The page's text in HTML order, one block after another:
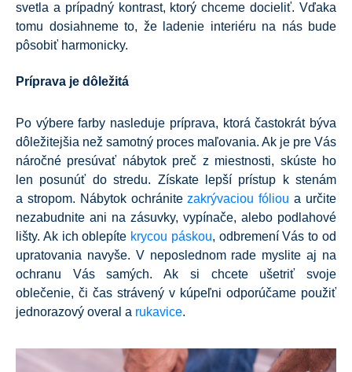
svetla a prípadný kontrast, ktorý chceme docieliť. Vďaka
tomu dosiahneme to, že ladenie interiéru na nás bude
pôsobiť harmonicky.
Príprava je dôležitá
Po výbere farby nasleduje príprava, ktorá častokrát býva
dôležitejšia než samotný proces maľovania. Ak je pre Vás
náročné presúvať nábytok preč z miestnosti, skúste ho
len posunúť do stredu. Získate lepší prístup k stenám
a stropom. Nábytok ochránitezakrývaciou fóliou a určite
nezabudnite ani na zásuvky, vypínače, alebo podlahové
lišty. Ak ich oblepíte krycou páskou, odbremení Vás to od
upratovania navyše. V neposlednom rade myslite aj na
ochranu Vás samých. Ak si chcete ušetriť svoje
oblečenie, či čas strávený v kúpeľni odporúčame použiť
jednorazový overal a rukavice.